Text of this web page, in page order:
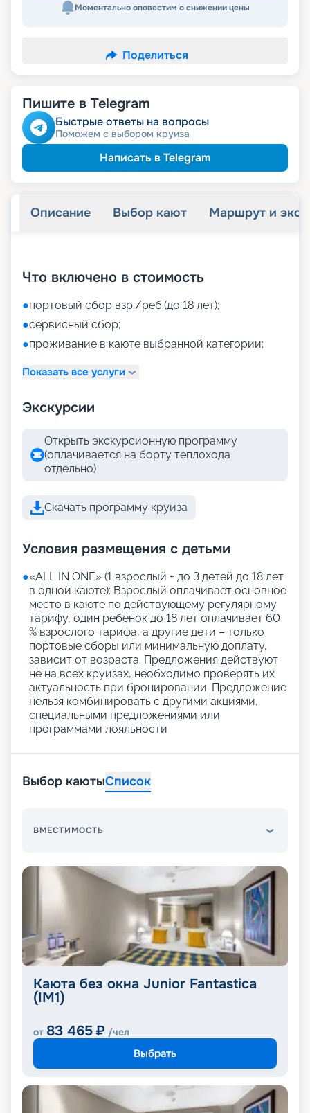
Моментально оповестим о снижении цены
Поделиться
Пишите в Telegram
Быстрые ответы на вопросы
Поможем с выбором круиза
Написать в Telegram
Описание Выбор кают Маршрут и
Что включено в стоимость
●портовый сбор взр./реб.(до 18 лет);
●сервисный сбор;
●проживание в каюте выбранной категории;
Показать все услуги
Экскурсии
Открыть экскурсионную программу
(оплачивается на борту теплохода
отдельно)
Скачать программу круиза
Условия размещения с детьми
●«АLL IN ONE» (1 взрослый + до 3 детей до 18 лет
в одной каюте): Взрослый оплачивает основное
место в каюте по действующему регулярному
тарифу, один ребенок до 18 лет оплачивает 60
% взрослого тарифа, а другие дети – только
портовые сборы или минимальную доплату,
зависит от возраста. Предложения действуют
не на всех круизах, необходимо проверять их
актуальность при бронировании. Предложение
нельзя комбинировать с другими акциями,
специальными предложениями или
программами лояльности
Выбор каютыСписок
ВМЕСТИМОСТЬ
Каюта без окна Junior Fantastica
(IM1)
от 83 465 ₽ /чел
Выбрать